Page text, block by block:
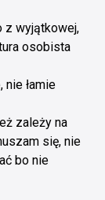
z wyjątkowej,
osobista
łamie
zależy na
się, nie
bo nie